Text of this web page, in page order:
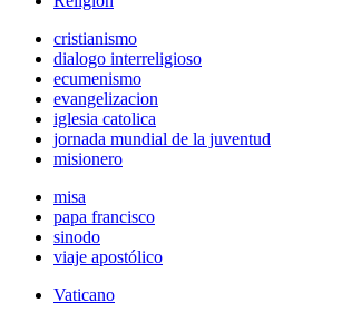
cristianismo
dialogo interreligioso
ecumenismo
evangelizacion
iglesia catolica
jornada mundial de la juventud
misionero
misa
papa francisco
sinodo
viaje apostólico
Vaticano